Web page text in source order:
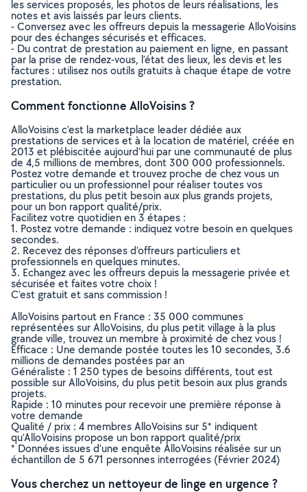
les services proposés, les photos de leurs réalisations, les
notes et avis laissés par leurs clients.
- Conversez avec les offreurs depuis la messagerie AlloVoisins
pour des échanges sécurisés et efficaces.
- Du contrat de prestation au paiement en ligne, en passant
par la prise de rendez-vous, l’état des lieux, les devis et les
factures : utilisez nos outils gratuits à chaque étape de votre
prestation.
Comment fonctionne AlloVoisins ?
AlloVoisins c’est la marketplace leader dédiée aux
prestations de services et à la location de matériel, créée en
2013 et plébiscitée aujourd’hui par une communauté de plus
de 4,5 millions de membres, dont 300 000 professionnels.
Postez votre demande et trouvez proche de chez vous un
particulier ou un professionnel pour réaliser toutes vos
prestations, du plus petit besoin aux plus grands projets,
pour un bon rapport qualité/prix.
Facilitez votre quotidien en 3 étapes :
1. Postez votre demande : indiquez votre besoin en quelques
secondes.
2. Recevez des réponses d’offreurs particuliers et
professionnels en quelques minutes.
3. Echangez avec les offreurs depuis la messagerie privée et
sécurisée et faites votre choix !
C’est gratuit et sans commission !
AlloVoisins partout en France : 35 000 communes
représentées sur AlloVoisins, du plus petit village à la plus
grande ville, trouvez un membre à proximité de chez vous !
Efficace : Une demande postée toutes les 10 secondes, 3.6
millions de demandes postées par an
Généraliste : 1 250 types de besoins différents, tout est
possible sur AlloVoisins, du plus petit besoin aux plus grands
projets.
Rapide : 10 minutes pour recevoir une première réponse à
votre demande
Qualité / prix : 4 membres AlloVoisins sur 5* indiquent
qu’AlloVoisins propose un bon rapport qualité/prix
* Données issues d’une enquête AlloVoisins réalisée sur un
échantillon de 5 671 personnes interrogées (Février 2024)
Vous cherchez un nettoyeur de linge en urgence ?